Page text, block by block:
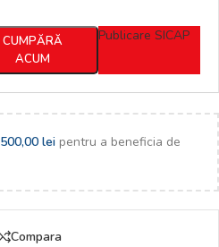
CUMPĂRĂ
ACUM
Publicare SICAP
500,00 lei pentru a beneficia de
Compara